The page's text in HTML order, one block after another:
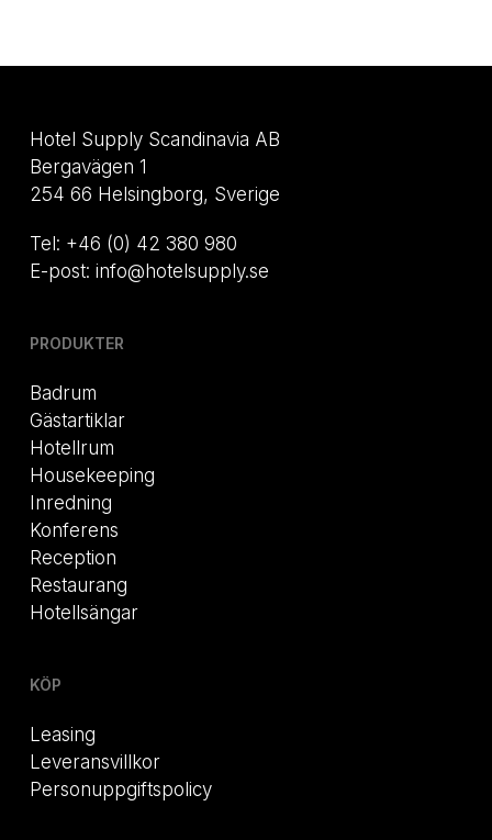
Hotel Supply Scandinavia AB
Bergavägen 1
254 66 Helsingborg, Sverige
Tel: +46 (0) 42 380 980
E-post: info@hotelsupply.se
PRODUKTER
Badrum
Gästartiklar
Hotellrum
Housekeeping
Inredning
Konferens
Reception
Restaurang
Hotellsängar
KÖP
Leasing
Leveransvillkor
Personuppgiftspolicy